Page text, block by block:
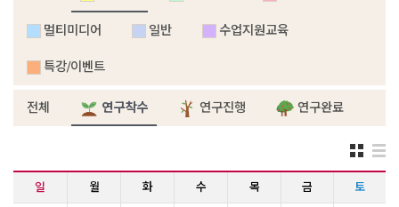
멀티미디어 일반 수업지원교육
특강/이벤트
전체 연구착수 연구진행 연구완료
일 월 화 수 목 금 토